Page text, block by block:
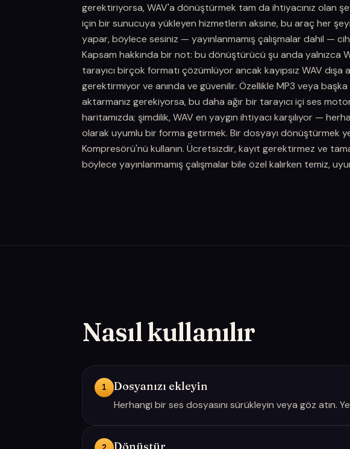
gerektiriyorsa, WAV'a dönüştürmek tam da ihtiyacınız olan
için bir sunucuya yükleyen hizmetlerin aksine, bu araç her
yapar, böylece sesiniz — yayınlanmamış çalışmalar dahil —
Kapsam hakkında bir not: bu dönüştürücü şu anda yalnızca
tarayıcı birçok formatı çözümlüyor ancak kayıpsız WAV dışa
gerektirmiyor ve anında ve güvenilir. Özellikle MP3 veya başka
aktarmanız gerekiyorsa, bu daha ağır bir tarayıcı içi ses
haritamızda; şimdilik, WAV en yaygın ihtiyacı karşılıyor —
olarak uyumlu bir forma getirmek. Bir dosyayı dönüştürmek
Kompresörü'nü kullanın. Ücretsizdir, kayıt gerektirmez ve
böylece yayınlanmamış çalışmalar bile özel kalırken temiz,
Nasıl kullanılır
1 Dosyanızı ekleyin
Herhangi bir ses dosyasını sürükleyin veya göz atın.
Dönüştür